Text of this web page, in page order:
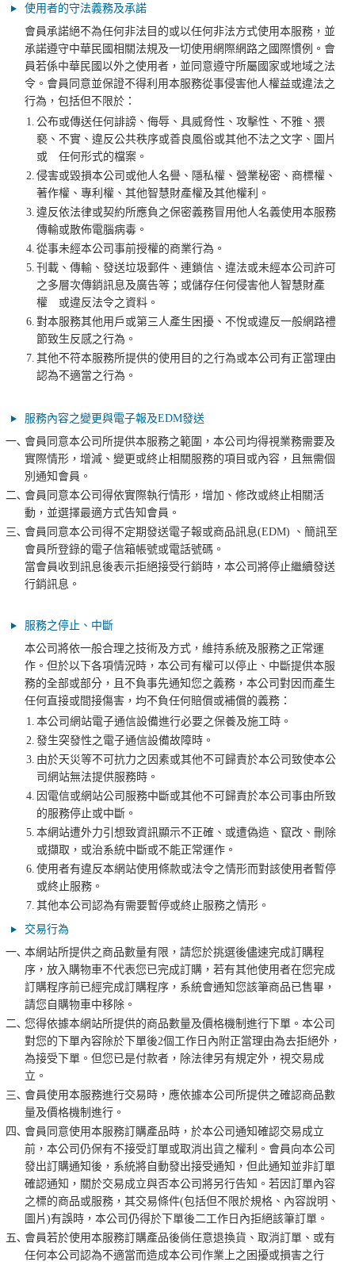
使用者的守法義務及承諾
會員承諾絕不為任何非法目的或以任何非法方式使用本服務，並
承諾遵守中華民國相關法規及一切使用網際網路之國際慣例。會
員若係中華民國以外之使用者，並同意遵守所屬國家或地域之法
令。會員同意並保證不得利用本服務從事侵害他人權益或違法之
行為，包括但不限於：
1. 公布或傳送任何誹謗、侮辱、具威脅性、攻擊性、不雅、猥
褻、不實、違反公共秩序或善良風俗或其他不法之文字、圖片
或 任何形式的檔案。
2. 侵害或毀損本公司或他人名譽、隱私權、營業秘密、商標權、
著作權、專利權、其他智慧財產權及其他權利。
3. 違反依法律或契約所應負之保密義務冒用他人名義使用本服務
傳輸或散佈電腦病毒。
4. 從事未經本公司事前授權的商業行為。
5. 刊載、傳輸、發送垃圾郵件、連鎖信、違法或未經本公司許可
之多層次傳銷訊息及廣告等；或儲存任何侵害他人智慧財產
權 或違反法令之資料。
6. 對本服務其他用戶或第三人產生困擾、不悅或違反一般網路禮
節致生反感之行為。
7. 其他不符本服務所提供的使用目的之行為或本公司有正當理由
認為不適當之行為。
服務內容之變更與電子報及EDM發送
一､ 會員同意本公司所提供本服務之範圍，本公司均得視業務需要及
實際情形，增減、變更或終止相關服務的項目或內容，且無需個
別通知會員。
二､ 會員同意本公司得依實際執行情形，增加、修改或終止相關活
動，並選擇最適方式告知會員。
三､ 會員同意本公司得不定期發送電子報或商品訊息(EDM) 、簡訊至
會員所登錄的電子信箱帳號或電話號碼。
當會員收到訊息後表示拒絕接受行銷時，本公司將停止繼續發送
行銷訊息。
服務之停止、中斷
本公司將依一般合理之技術及方式，維持系統及服務之正常運
作。但於以下各項情況時，本公司有權可以停止、中斷提供本服
務的全部或部分，且不負事先通知您之義務，本公司對因而產生
任何直接或間接傷害，均不負任何賠償或補償的義務：
1. 本公司網站電子通信設備進行必要之保養及施工時。
2. 發生突發性之電子通信設備故障時。
3. 由於天災等不可抗力之因素或其他不可歸責於本公司致使本公
司網站無法提供服務時。
4. 因電信或網站公司服務中斷或其他不可歸責於本公司事由所致
的服務停止或中斷。
5. 本網站遭外力引想致資訊顯示不正確、或遭偽造、竄改、刪除
或擷取，或治系統中斷或不能正常運作。
6. 使用者有違反本網站使用條款或法令之情形而對該使用者暫停
或終止服務。
7. 其他本公司認為有需要暫停或終止服務之情形。
交易行為
一､ 本網站所提供之商品數量有限，請您於挑選後儘速完成訂購程
序，放入購物車不代表您已完成訂購，若有其他使用者在您完成
訂購程序前已經完成訂購程序，系統會通知您該筆商品已售畢，
請您自購物車中移除。
二､ 您得依據本網站所提供的商品數量及價格機制進行下單。本公司
對您的下單內容除於下單後2個工作日內附正當理由為去拒絕外，
為接受下單。但您已是付款者，除法律另有規定外，視交易成
立。
三､ 會員使用本服務進行交易時，應依據本公司所提供之確認商品數
量及價格機制進行。
四､ 會員同意使用本服務訂購產品時，於本公司通知確認交易成立
前，本公司仍保有不接受訂單或取消出貨之權利。會員向本公司
發出訂購通知後，系統將自動發出接受通知，但此通知並非訂單
確認通知，關於交易成立與否本公司將另行告知。若因訂單內容
之標的商品或服務，其交易條件(包括但不限於規格、內容說明、
圖片)有誤時，本公司仍得於下單後二工作日內拒絕該筆訂單。
五､ 會員若於使用本服務訂購產品後倘任意退換貨、取消訂單、或有
任何本公司認為不適當而造成本公司作業上之困擾或損害之行